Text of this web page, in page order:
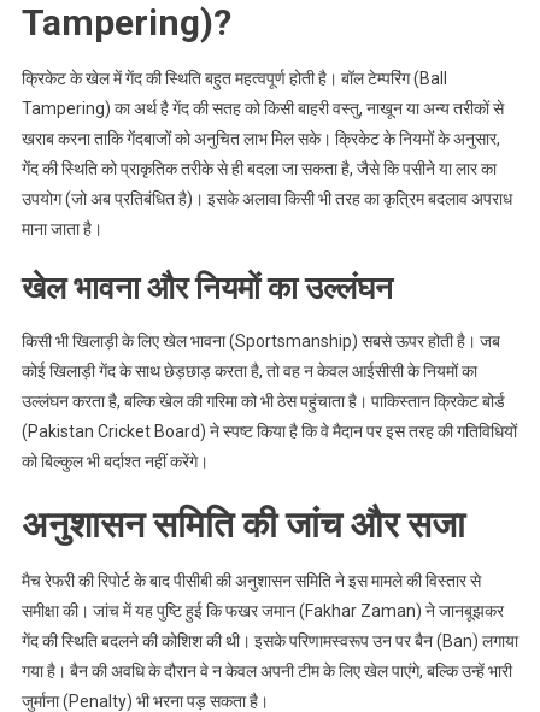
Tampering)?
क्रिकेट के खेल में गेंद की स्थिति बहुत महत्वपूर्ण होती है। बॉल टेम्परिंग (Ball
Tampering) का अर्थ है गेंद की सतह को किसी बाहरी वस्तु, नाखून या अन्य तरीकों से
खराब करना ताकि गेंदबाजों को अनुचित लाभ मिल सके। क्रिकेट के नियमों के अनुसार,
गेंद की स्थिति को प्राकृतिक तरीके से ही बदला जा सकता है, जैसे कि पसीने या लार का
उपयोग (जो अब प्रतिबंधित है)। इसके अलावा किसी भी तरह का कृत्रिम बदलाव अपराध
माना जाता है।
खेल भावना और नियमों का उल्लंघन
किसी भी खिलाड़ी के लिए खेल भावना (Sportsmanship) सबसे ऊपर होती है। जब
कोई खिलाड़ी गेंद के साथ छेड़छाड़ करता है, तो वह न केवल आईसीसी के नियमों का
उल्लंघन करता है, बल्कि खेल की गरिमा को भी ठेस पहुंचाता है। पाकिस्तान क्रिकेट बोर्ड
(Pakistan Cricket Board) ने स्पष्ट किया है कि वे मैदान पर इस तरह की गतिविधियों
को बिल्कुल भी बर्दाश्त नहीं करेंगे।
अनुशासन समिति की जांच और सजा
मैच रेफरी की रिपोर्ट के बाद पीसीबी की अनुशासन समिति ने इस मामले की विस्तार से
समीक्षा की। जांच में यह पुष्टि हुई कि फखर जमान (Fakhar Zaman) ने जानबूझकर
गेंद की स्थिति बदलने की कोशिश की थी। इसके परिणामस्वरूप उन पर बैन (Ban) लगाया
गया है। बैन की अवधि के दौरान वे न केवल अपनी टीम के लिए खेल पाएंगे, बल्कि उन्हें भारी
जुर्माना (Penalty) भी भरना पड़ सकता है।